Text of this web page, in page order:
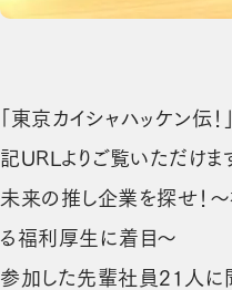
「東京カイシャハッケン伝
記URLよりご覧いただけます
未来の推し企業を探せ！
る福利厚生に着目～
参加した先輩社員21人に聞